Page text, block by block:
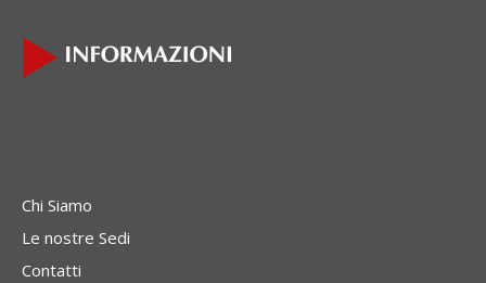
Chi Siamo
Le nostre Sedi
Contatti